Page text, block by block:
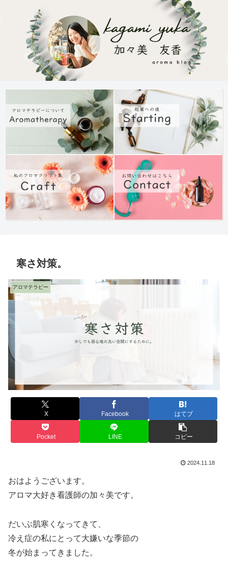
寒さ対策。
アロマテラピー
X Facebook はてブ
Pocket LINE コピー
2024.11.18
おはようございます。
アロマ大好き看護師の加々美です。
だいぶ肌寒くなってきて、
冷え症の私にとって大嫌いな季節の
冬が始まってきました。